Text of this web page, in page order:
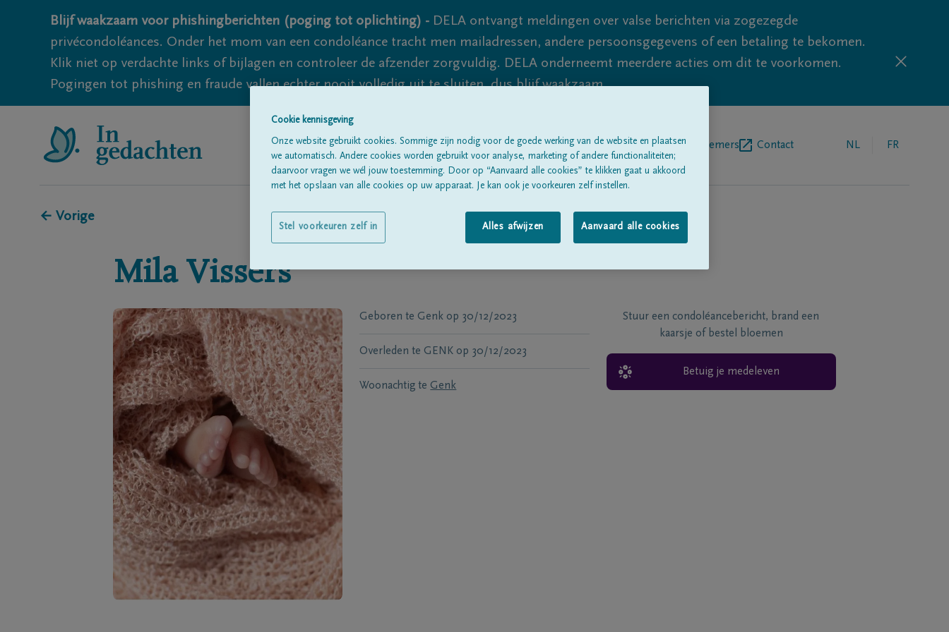
Blijf waakzaam voor phishingberichten (poging tot oplichting) - DELA ontvangt meldingen over valse berichten via zogezegde
privécondoléances. Onder het mom van een condoléance tracht men mailadressen, andere persoonsgegevens of een betaling te bekomen.
Klik niet op verdachte links of bijlagen en controleer de afzender zorgvuldig. DELA onderneemt meerdere acties om dit te voorkomen.
Pogingen tot phishing en fraude vallen echter nooit volledig uit te sluiten, dus blijf waakzaam.
Alle rouwberichtenOver onsBegrafenisondernemers Contact NL FR
← Vorige
Mila Vissers
Geboren te Genk op 30/12/2023
Overleden te GENK op 30/12/2023
Woonachtig te Genk
Stuur een condoléancebericht, brand een
kaarsje of bestel bloemen
Betuig je medeleven
Cookie kennisgeving
Onze website gebruikt cookies. Sommige zijn nodig voor de goede werking van de website en plaatsen
we automatisch. Andere cookies worden gebruikt voor analyse, marketing of andere functionaliteiten;
daarvoor vragen we wél jouw toestemming. Door op “Aanvaard alle cookies” te klikken gaat u akkoord
met het opslaan van alle cookies op uw apparaat. Je kan ook je voorkeuren zelf instellen.
Alles afwijzen Aanvaard alle cookies
Stel voorkeuren zelf in